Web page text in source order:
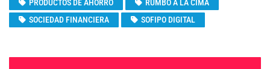
PRODUCTOS DE AHORRO
RUMBO A LA CIMA
SOCIEDAD FINANCIERA
SOFIPO DIGITAL